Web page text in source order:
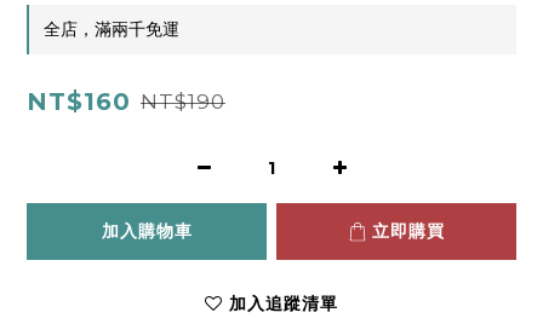
全店，滿兩千免運
NT$160 NT$190
加入購物車 立即購買
加入追蹤清單